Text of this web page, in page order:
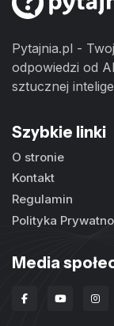
Pytajnia.pl -
odpowiedzi od
sztucznej
Szybkie linki
O stronie
Kontakt
Regulamin
Polityka
Media